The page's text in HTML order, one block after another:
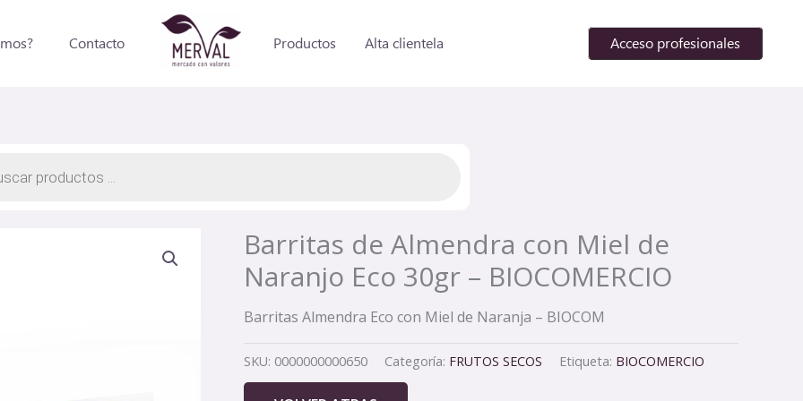
Contacto Productos Alta clientela Acceso profesionales
Barritas de Almendra con Miel de
Naranjo Eco 30gr – BIOCOMERCIO
Barritas Almendra Eco con Miel de Naranja – BIOCOM
SKU: 0000000000650 Categoría: FRUTOS SECOS Etiqueta: BIOCOMERCIO